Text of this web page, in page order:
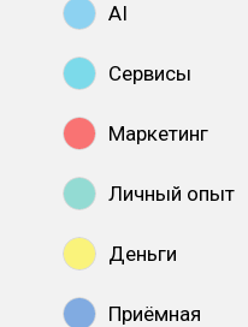
AI
Сервисы
Маркетинг
Личный опыт
Деньги
Приёмная